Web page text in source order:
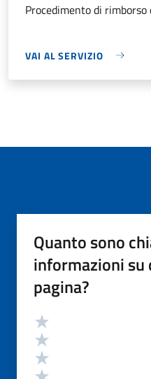
Procedimento di
VAI AL SERVIZIO
Quanto sono
informazioni su
pagina?
Valutazione